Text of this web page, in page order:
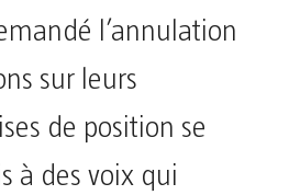
l’annulation
sur leurs
de position se
à des voix qui